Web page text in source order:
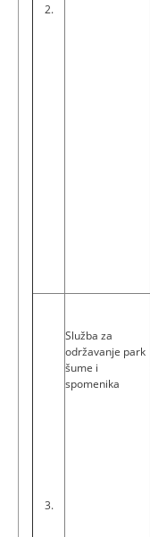
2.
3.
Služba za
održavanje park
šume i
spomenika